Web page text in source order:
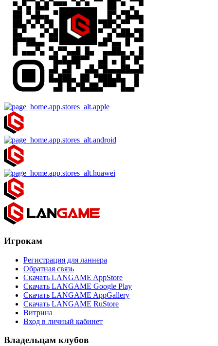
Игрокам
Регистрация для ланнера
Обратная связь
Скачать LANGAME AppStore
Скачать LANGAME Google Play
Скачать LANGAME AppGallery
Скачать LANGAME RuStore
Витрина
Вход в личный кабинет
Владельцам клубов